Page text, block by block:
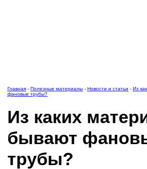
Главная - Полезные материалы - Новости и статьи - Из
фановые трубы?
Из каких
бывают
трубы?